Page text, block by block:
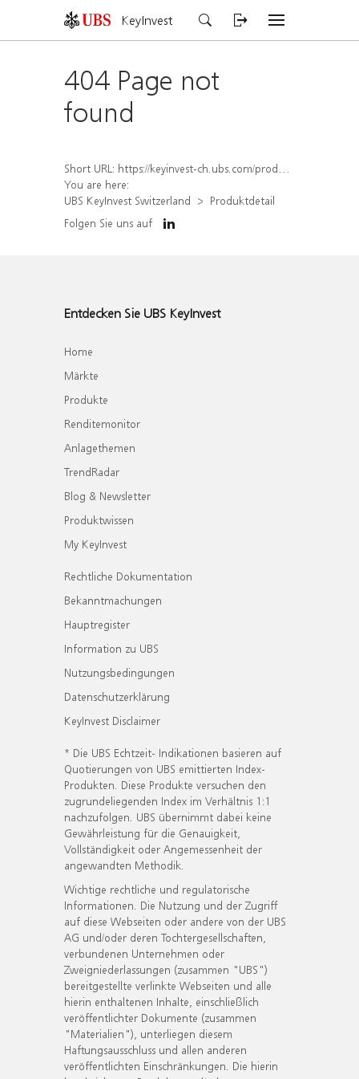
KeyInvest
404 Page not
found
Short URL: https://keyinvest-ch.ubs.com/produkt/detail/index/isin/CH1579755625
You are here:
UBS KeyInvest Switzerland
Produktdetail
Folgen Sie uns auf
Entdecken Sie UBS KeyInvest
Home
Märkte
Produkte
Renditemonitor
Anlagethemen
TrendRadar
Blog & Newsletter
Produktwissen
My KeyInvest
Rechtliche Dokumentation
Bekanntmachungen
Hauptregister
Information zu UBS
Nutzungsbedingungen
Datenschutzerklärung
KeyInvest Disclaimer
* Die UBS Echtzeit- Indikationen basieren auf
Quotierungen von UBS emittierten Index-
Produkten. Diese Produkte versuchen den
zugrundeliegenden Index im Verhältnis 1:1
nachzufolgen. UBS übernimmt dabei keine
Gewährleistung für die Genauigkeit,
Vollständigkeit oder Angemessenheit der
angewandten Methodik.
Wichtige rechtliche und regulatorische
Informationen. Die Nutzung und der Zugriff
auf diese Webseiten oder andere von der UBS
AG und/oder deren Tochtergesellschaften,
verbundenen Unternehmen oder
Zweigniederlassungen (zusammen "UBS")
bereitgestellte verlinkte Webseiten und alle
hierin enthaltenen Inhalte, einschließlich
veröffentlichter Dokumente (zusammen
"Materialien"), unterliegen diesem
Haftungsausschluss und allen anderen
veröffentlichten Einschränkungen. Die hierin